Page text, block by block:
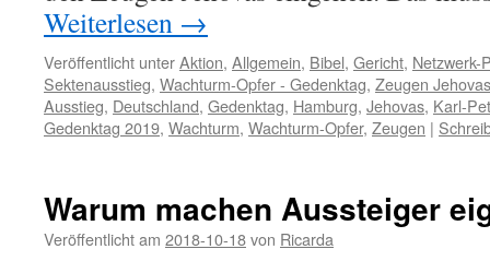
Weiterlesen →
Veröffentlicht unterAktion, Allgemein, Bibel, Gericht, Netzwerk-
Sektenausstieg, Wachturm-Opfer - Gedenktag, Zeugen Jehovas
Ausstieg, Deutschland, Gedenktag, Hamburg, Jehovas, Karl-
Gedenktag 2019, Wachturm, Wachturm-Opfer, Zeugen |
Warum machen Aussteiger
Veröffentlicht am 2018-10-18von Ricarda